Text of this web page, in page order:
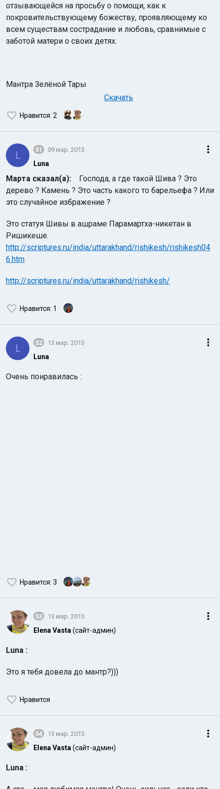
отзывающейся на просьбу о помощи, как к
покровительствующему божеству, проявляющему ко
всем существам сострадание и любовь, сравнимые с
заботой матери о своих детях.
Мантра Зелёной Тары
Скачать
Нравится: 2
L 51 09 мар. 2013
Luna
Марта сказал(а): Господа, а где такой Шива ? Это
дерево ? Камень ? Это часть какого то барельефа ? Или
это случайное избражение ?
Это статуя Шивы в ашраме Парамартха-никетан в
Ришикеше.
http://scriptures.ru/india/uttarakhand/rishikesh/rishikesh04
6.htm
http://scriptures.ru/india/uttarakhand/rishikesh/
Нравится: 1
L 52 13 мар. 2013
Luna
Очень понравилась :
Нравится: 3
53 13 мар. 2013
Elena Vasta (сайт-админ)
Luna :
Это я тебя довела до мантр?)))
Нравится
54 13 мар. 2013
Elena Vasta (сайт-админ)
Luna :